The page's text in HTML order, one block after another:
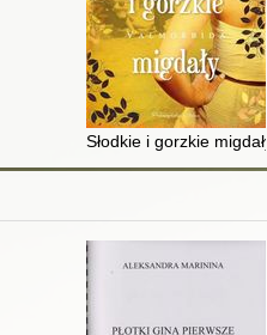
Słodkie i gorzkie migdały